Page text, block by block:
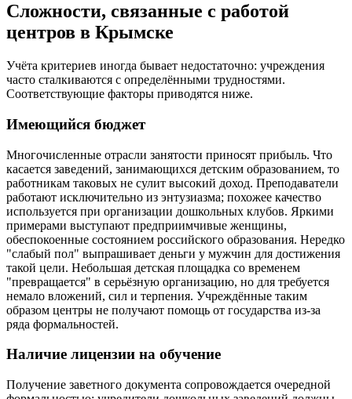
Сложности, связанные с работой
центров в Крымске
Учёта критериев иногда бывает недостаточно: учреждения
часто сталкиваются с определёнными трудностями.
Соответствующие факторы приводятся ниже.
Имеющийся бюджет
Многочисленные отрасли занятости приносят прибыль. Что
касается заведений, занимающихся детским образованием, то
работникам таковых не сулит высокий доход. Преподаватели
работают исключительно из энтузиазма; похожее качество
используется при организации дошкольных клубов. Яркими
примерами выступают предприимчивые женщины,
обеспокоенные состоянием российского образования. Нередко
"слабый пол" выпрашивает деньги у мужчин для достижения
такой цели. Небольшая детская площадка со временем
"превращается" в серьёзную организацию, но для требуется
немало вложений, сил и терпения. Учреждённые таким
образом центры не получают помощь от государства из-за
ряда формальностей.
Наличие лицензии на обучение
Получение заветного документа сопровождается очередной